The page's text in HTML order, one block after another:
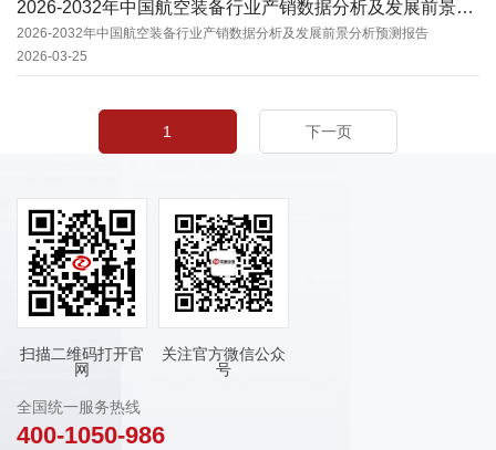
2026-2032年中国航空装备行业产销数据分析及发展前景分析预测报告
2026-2032年中国航空装备行业产销数据分析及发展前景分析预测报告
2026-03-25
1 下一页
扫描二维码打开官
网
关注官方微信公众
号
全国统一服务热线
400-1050-986